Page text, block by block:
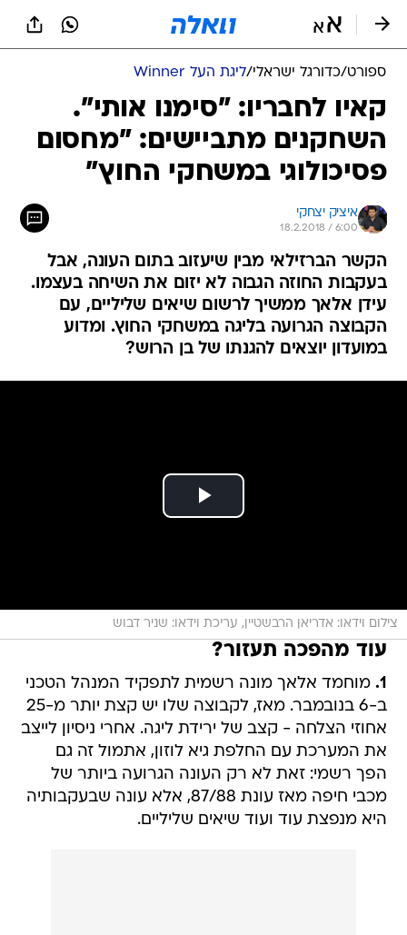
ספורט/כדורגל ישראלי/ליגת העל Winner
קאיו לחבריו: "סימנו אותי".
השחקנים מתביישים: "מחסום
פסיכולוגי במשחקי החוץ"
איציק יצחקי
18.2.2018 / 6:00
הקשר הברזילאי מבין שיעזוב בתום העונה, אבל
בעקבות החוזה הגבוה לא יזום את השיחה בעצמו.
עידן אלאך ממשיך לרשום שיאים שליליים, עם
הקבוצה הגרועה בליגה במשחקי החוץ. ומדוע
במועדון יוצאים להגנתו של בן הרוש?
צילום וידאו: אדריאן הרבשטיין, עריכת וידאו: שניר דבוש
עוד מהפכה תעזור?
1. מוחמד אלאך מונה רשמית לתפקיד המנהל הטכני
ב-6 בנובמבר. מאז, לקבוצה שלו יש קצת יותר מ-25
אחוזי הצלחה - קצב של ירידת ליגה. אחרי ניסיון לייצב
את המערכת עם החלפת גיא לוזון, אתמול זה גם
הפך רשמי: זאת לא רק העונה הגרועה ביותר של
מכבי חיפה מאז עונת 87/88, אלא עונה שבעקבותיה
היא מנפצת עוד ועוד שיאים שליליים.